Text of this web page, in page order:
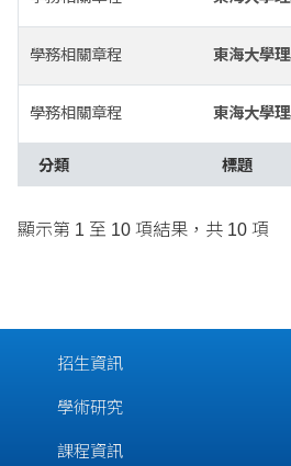
學務相關章程 東海大學
學務相關章程 東海大學
分類 標題
顯示第 1 至 10 項結果，共 10 項
招生資訊
學術研究
課程資訊